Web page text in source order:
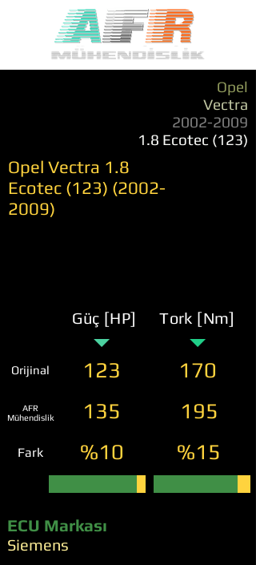
Opel
Vectra
2002-2009
1.8 Ecotec (123)
Opel Vectra 1.8
Ecotec (123) (2002-
2009)
Güç [HP] Tork [Nm]
Orijinal 123 170
AFR
Mühendislik
135 195
Fark %10 %15
ECU Markası
Siemens